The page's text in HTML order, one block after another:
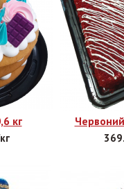
кг